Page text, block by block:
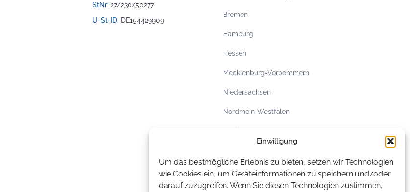
Einwilligung
Um das bestmögliche Erlebnis zu bieten, setzen wir Technologien
wie Cookies ein, um Geräteinformationen zu speichern und/oder
darauf zuzugreifen. Wenn Sie diesen Technologien zustimmen,
StNr: 27/230/50277
U-St-ID: DE154429909
Bremen
Hamburg
Hessen
Mecklenburg-Vorpommern
Niedersachsen
Nordrhein-Westfalen
Sachsen
Sachsen-Anhalt